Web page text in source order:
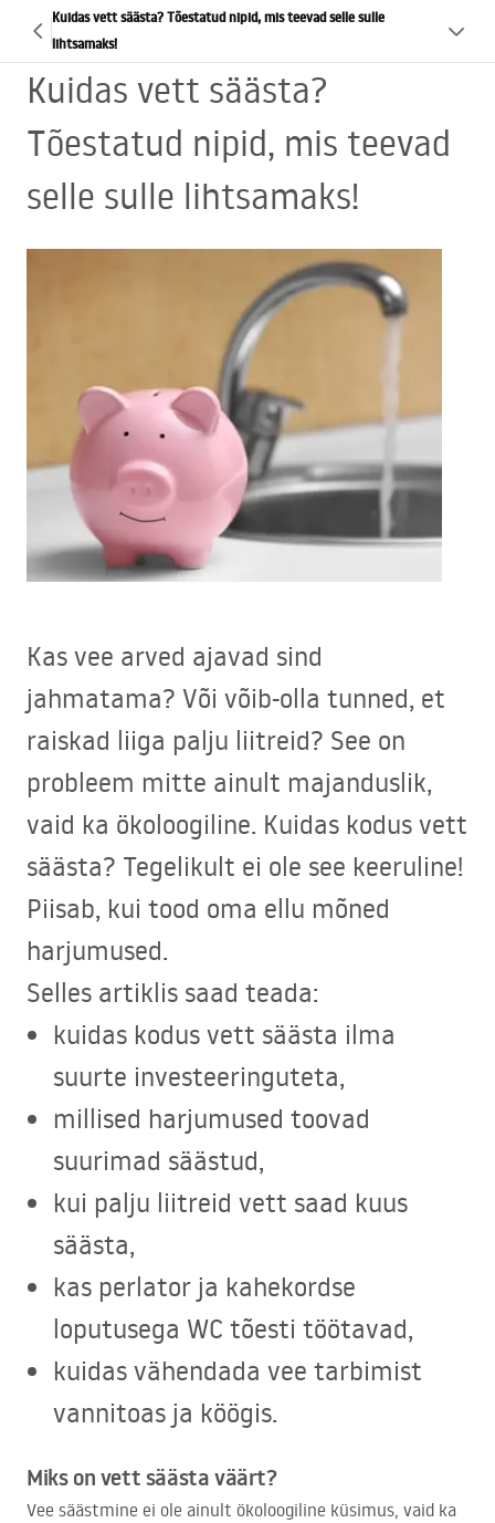
Kuidas vett säästa? Tõestatud nipid, mis teevad selle sulle
lihtsamaks!
Kuidas vett säästa?
Tõestatud nipid, mis teevad
selle sulle lihtsamaks!
Kas vee arved ajavad sind
jahmatama? Või võib-olla tunned, et
raiskad liiga palju liitreid? See on
probleem mitte ainult majanduslik,
vaid ka ökoloogiline. Kuidas kodus vett
säästa? Tegelikult ei ole see keeruline!
Piisab, kui tood oma ellu mõned
harjumused.
Selles artiklis saad teada:
kuidas kodus vett säästa ilma
suurte investeeringuteta,
millised harjumused toovad
suurimad säästud,
kui palju liitreid vett saad kuus
säästa,
kas perlator ja kahekordse
loputusega WC tõesti töötavad,
kuidas vähendada vee tarbimist
vannitoas ja köögis.
Miks on vett säästa väärt?
Vee säästmine ei ole ainult ökoloogiline küsimus, vaid ka